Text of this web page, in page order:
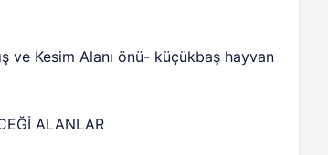
ve Kesim Alanı önü- küçükbaş hayvan
ALANLAR